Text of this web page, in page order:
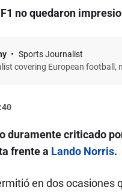
no quedaron
Sports Journalist
covering European football,
duramente criticado
frente a Lando Norris.
en dos ocasiones